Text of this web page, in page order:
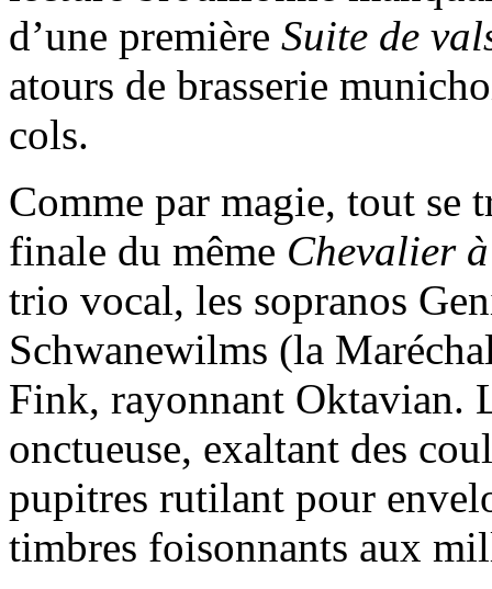
d’une première Suite de
atours de brasserie
cols.
Comme par magie, tout se
finale du même Chevalier
trio vocal, les sopranos
Schwanewilms (la
Fink, rayonnant Oktavian.
onctueuse, exaltant des
pupitres rutilant pour
timbres foisonnants aux